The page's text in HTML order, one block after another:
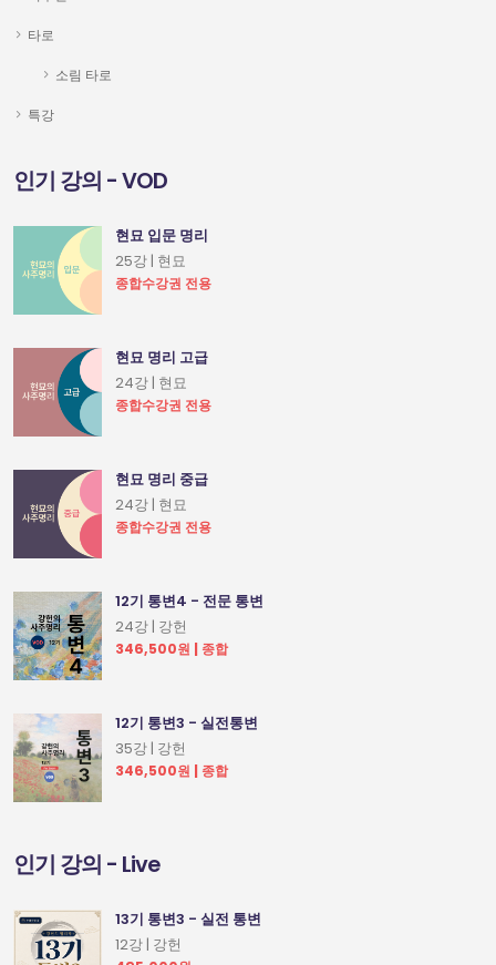
타로
소림 타로
특강
인기 강의 - VOD
현묘 입문 명리
25강 | 현묘
종합수강권 전용
현묘 명리 고급
24강 | 현묘
종합수강권 전용
현묘 명리 중급
24강 | 현묘
종합수강권 전용
12기 통변4 - 전문 통변
24강 | 강헌
346,500원 | 종합
12기 통변3 - 실전통변
35강 | 강헌
346,500원 | 종합
인기 강의 - Live
13기 통변3 - 실전 통변
12강 | 강헌